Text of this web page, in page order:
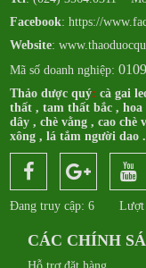
Facebook:https://
Website:
Mã số doanh nghiệp:
Thảo dược quý:cà gai
thất ,tam thất bắc ,
dây ,chè vằng ,cao chè
xông ,lá tắm người dao .
Đang truy cập: 6 Lượt
CÁC CHÍNH